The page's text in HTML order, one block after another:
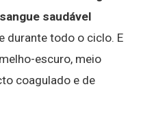
sangue saudável
durante todo o ciclo. E
escuro, meio
coagulado e de